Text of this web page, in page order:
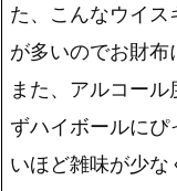
た、こんなウイ
が多いのでお財布
また、 アルコール
ずハイボールにぴ
いほど雑味が少